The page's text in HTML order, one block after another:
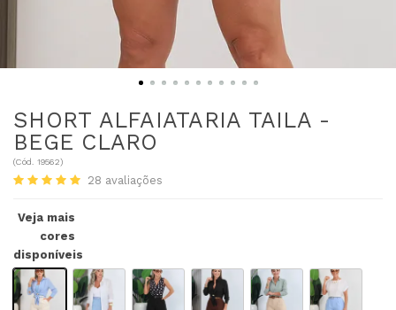
SHORT ALFAIATARIA TAILA -
BEGE CLARO
(Cód. 19562)
28 avaliações
Veja mais
cores
disponíveis